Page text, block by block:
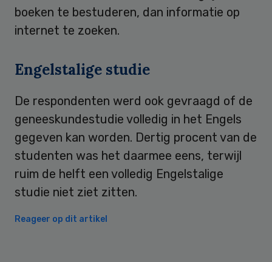
boeken te bestuderen, dan informatie op
internet te zoeken.
Engelstalige studie
De respondenten werd ook gevraagd of de
geneeskundestudie volledig in het Engels
gegeven kan worden. Dertig procent van de
studenten was het daarmee eens, terwijl
ruim de helft een volledig Engelstalige
studie niet ziet zitten.
Reageer op dit artikel